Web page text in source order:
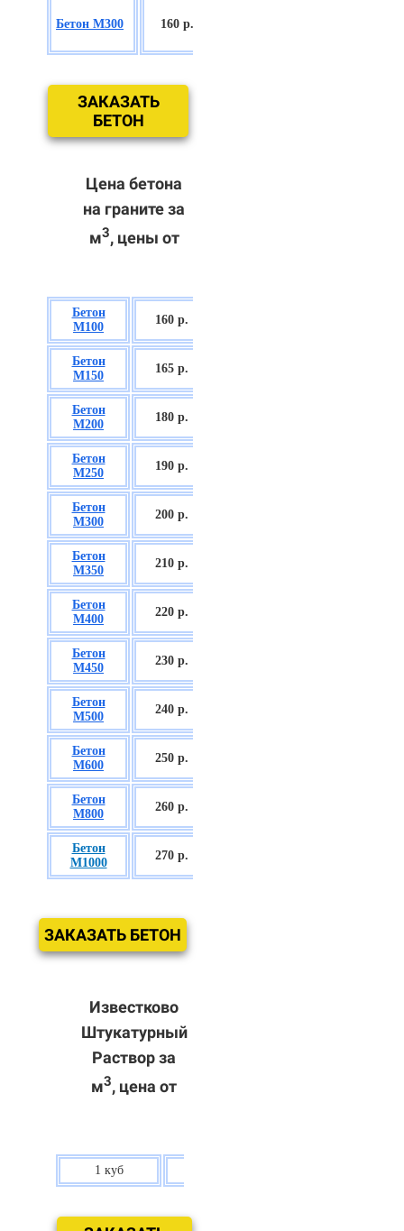
Бетон М300 160 р.
ЗАКАЗАТЬ
БЕТОН
Цена бетона
на граните за
м3, цены от
Бетон
М100
160 р.
Бетон
М150
165 р.
Бетон
М200
180 р.
Бетон
М250
190 р.
Бетон
М300
200 р.
Бетон
М350
210 р.
Бетон
М400
220 р.
Бетон
М450
230 р.
Бетон
М500
240 р.
Бетон
М600
250 р.
Бетон
М800
260 р.
Бетон
М1000
270 р.
ЗАКАЗАТЬ БЕТОН
Известково
Штукатурный
Раствор за
м3, цена от
1 куб